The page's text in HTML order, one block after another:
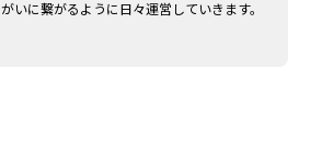
がいに繋がるように日々運営していきます。